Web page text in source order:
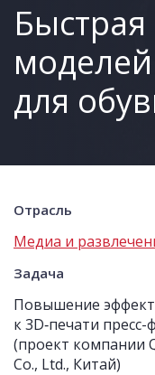
Быстрая
для
Отрасль
Медиа и
Задача
Повышение
к 3D‑печати
(проект компании
Co., Ltd., Китай)